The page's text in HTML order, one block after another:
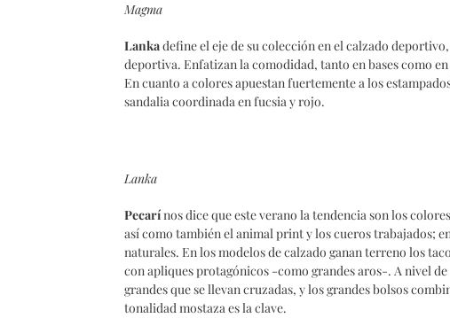
Magma
Lankadefine el eje de su colección en el calzado
deportiva. Enfatizan la comodidad, tanto en bases como
En cuanto a colores apuestan fuertemente a los
sandalia coordinada en fucsia y rojo.
Lanka
Pecarínos dice que este verano la tendencia son los
así como también el animal print y los cueros trabajados;
naturales. En los modelos de calzado ganan terreno los
con apliques protagónicos -como grandes aros-. A nivel
grandes que se llevan cruzadas, y los grandes bolsos
tonalidad mostaza es la clave.